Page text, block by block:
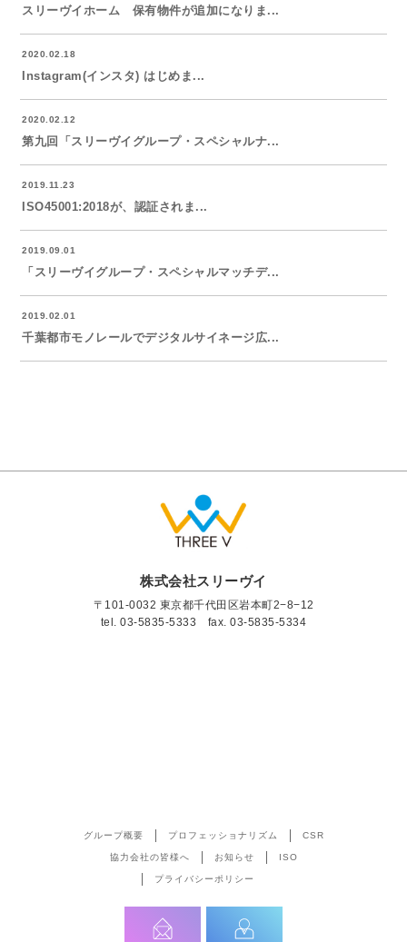
スリーヴイホーム 保有物件が追加になりま...
2020.02.18
Instagram(インスタ) はじめま...
2020.02.12
第九回「スリーヴイグループ・スペシャルナ...
2019.11.23
ISO45001:2018が、認証されま...
2019.09.01
「スリーヴイグループ・スペシャルマッチデ...
2019.02.01
千葉都市モノレールでデジタルサイネージ広...
株式会社スリーヴイ
〒101-0032 東京都千代田区岩本町2−8−12
tel.03-5835-5333 fax. 03-5835-5334
協力会社の皆様へ お知らせ ISO
グループ概要 プロフェッショナリズム CSR
プライバシーポリシー